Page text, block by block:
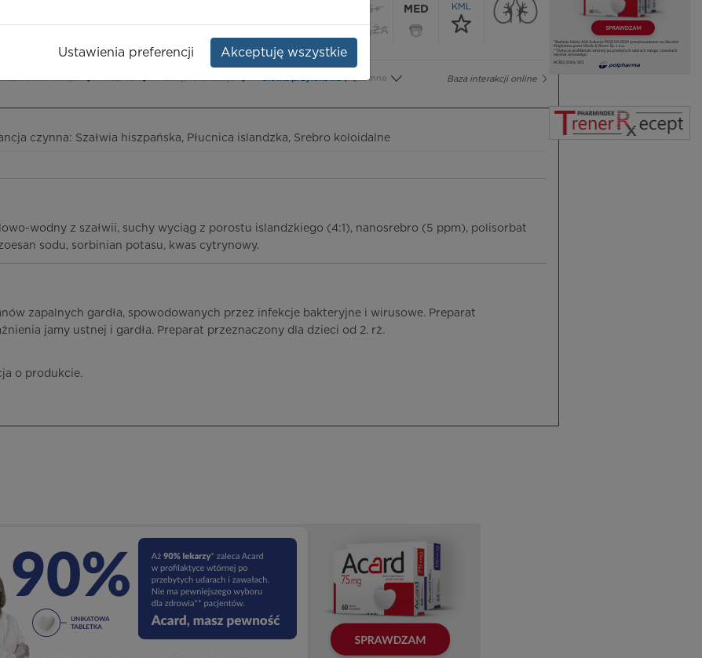
Cetraria
65+
CIĄŻA
MED
KML
Baza interakcji online
terapii Inne
czynna: Szałwia hiszpańska, Płucnica islandzka, Srebro koloidalne
wodny z szałwii, suchy wyciąg z porostu islandzkiego (4:1), nanosrebro (5 ppm), polisorbat
sodu, sorbinian potasu, kwas cytrynowy.
zapalnych gardła, spowodowanych przez infekcje bakteryjne i wirusowe. Preparat
jamy ustnej i gardła. Preparat przeznaczony dla dzieci od 2. rż.
o produkcie.
Ustawienia preferencji Akceptuję wszystkie